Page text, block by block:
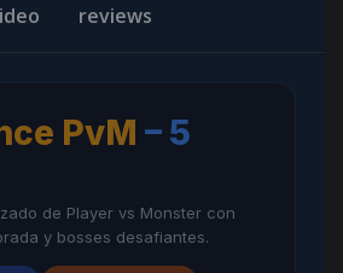
reviews
PvM – 5
de Player vs Monster con
y bosses desafiantes.